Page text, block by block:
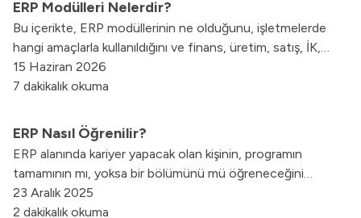
ERP Modülleri Nelerdir?
Bu içerikte, ERP modüllerinin ne olduğunu, işletmelerde
hangi amaçlarla kullanıldığını ve finans, üretim, satış, İK,
tedarik zinciri gibi temel ERP modüllerinin iş süreçlerine
sağladığı katkıları sizler için derledik.
15 Haziran 2026
7 dakikalık okuma
ERP Nasıl Öğrenilir?
ERP alanında kariyer yapacak olan kişinin, programın
tamamının mı, yoksa bir bölümünü mü öğreneceğini
belirlemesi gerekiyor. Tüm ERP programına hakim olmak,
uzun bir süreci kapsayabilir.
23 Aralık 2025
2 dakikalık okuma